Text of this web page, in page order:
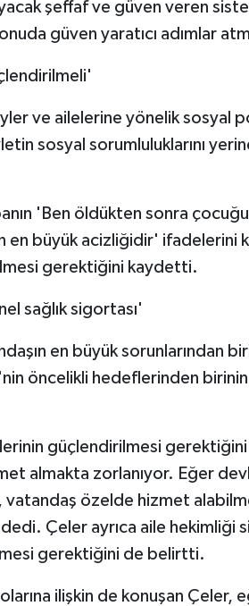
şeffaf ve güven veren
güven yaratıcı adımlar
ve ailelerine yönelik sosyal
sosyal sorumluluklarını
'Ben öldükten sonra
en büyük acizliğidir' ifadelerini
gerektiğini kaydetti.
sağlık sigortası'
en büyük sorunlarından
öncelikli hedeflerinden birinin
güçlendirilmesi gerektiğini
almakta zorlanıyor. Eğer
vatandaş özelde hizmet
dedi. Çeler ayrıca aile
gerektiğini de belirtti.
ilişkin de konuşan Çeler,